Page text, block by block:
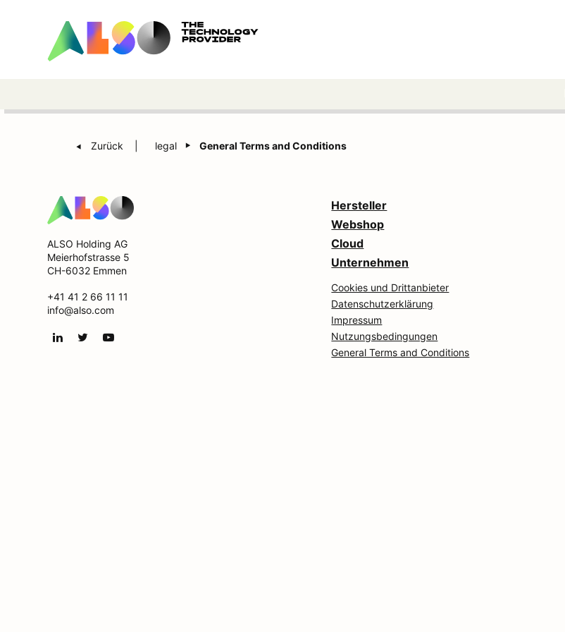
Zurück legal General Terms and Conditions
ALSO Holding AG
Meierhofstrasse 5
CH-6032 Emmen
+41 41 2 66 11 11
info@also.com
Hersteller
Webshop
Cloud
Unternehmen
Cookies und Drittanbieter
Datenschutzerklärung
Impressum
Nutzungsbedingungen
General Terms and Conditions